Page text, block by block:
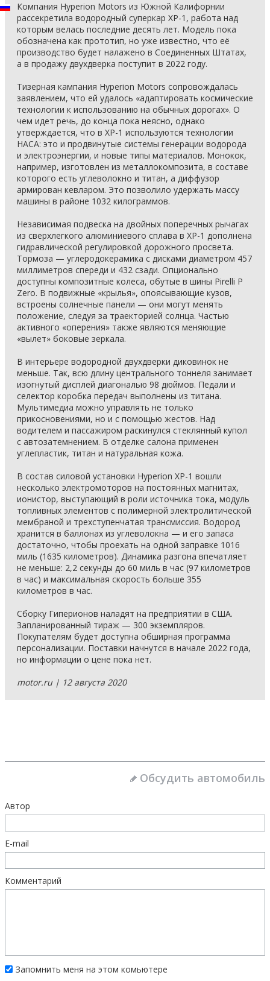
Компания Hyperion Motors из Южной Калифорнии
рассекретила водородный суперкар XP-1, работа над
которым велась последние десять лет. Модель пока
обозначена как прототип, но уже известно, что её
производство будет налажено в Соединенных Штатах,
а в продажу двухдверка поступит в 2022 году.
Тизерная кампания Hyperion Motors сопровождалась
заявлением, что ей удалось «адаптировать космические
технологии к использованию на обычных дорогах». О
чем идет речь, до конца пока неясно, однако
утверждается, что в XP-1 используются технологии
НАСА: это и продвинутые системы генерации водорода
и электроэнергии, и новые типы материалов. Монокок,
например, изготовлен из металлокомпозита, в составе
которого есть углеволокно и титан, а диффузор
армирован кевларом. Это позволило удержать массу
машины в районе 1032 килограммов.
Независимая подвеска на двойных поперечных рычагах
из сверхлегкого алюминиевого сплава в XP-1 дополнена
гидравлической регулировкой дорожного просвета.
Тормоза — углеродокерамика с дисками диаметром 457
миллиметров спереди и 432 сзади. Опционально
доступны композитные колеса, обутые в шины Pirelli P
Zero. В подвижные «крылья», опоясывающие кузов,
встроены солнечные панели — они могут менять
положение, следуя за траекторией солнца. Частью
активного «оперения» также являются меняющие
«вылет» боковые зеркала.
В интерьере водородной двухдверки диковинок не
меньше. Так, всю длину центрального тоннеля занимает
изогнутый дисплей диагональю 98 дюймов. Педали и
селектор коробка передач выполнены из титана.
Мультимедиа можно управлять не только
прикосновениями, но и с помощью жестов. Над
водителем и пассажиром раскинулся стеклянный купол
с автозатемнением. В отделке салона применен
углепластик, титан и натуральная кожа.
В состав силовой установки Hyperion XP-1 вошли
несколько электромоторов на постоянных магнитах,
ионистор, выступающий в роли источника тока, модуль
топливных элементов с полимерной электролитической
мембраной и трехступенчатая трансмиссия. Водород
хранится в баллонах из углеволокна — и его запаса
достаточно, чтобы проехать на одной заправке 1016
миль (1635 километров). Динамика разгона впечатляет
не меньше: 2,2 секунды до 60 миль в час (97 километров
в час) и максимальная скорость больше 355
километров в час.
Сборку Гиперионов наладят на предприятии в США.
Запланированный тираж — 300 экземпляров.
Покупателям будет доступна обширная программа
персонализации. Поставки начнутся в начале 2022 года,
но информации о цене пока нет.
motor.ru | 12 августа 2020
Обсудить автомобиль
Автор
E-mail
Комментарий
Запомнить меня на этом комьютере